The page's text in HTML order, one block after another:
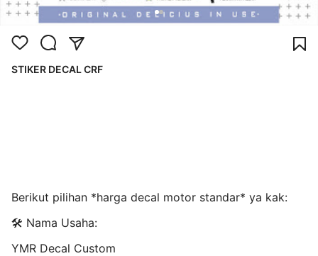
STIKER DECAL CRF
Berikut pilihan *harga decal motor standar* ya kak:
🛠️ Nama Usaha:
YMR Decal Custom